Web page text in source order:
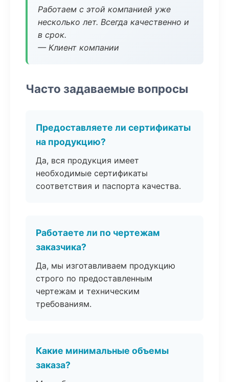
Работаем с этой компанией уже
несколько лет. Всегда качественно и
в срок.
— Клиент компании
Часто задаваемые вопросы
Предоставляете ли сертификаты
на продукцию?
Да, вся продукция имеет
необходимые сертификаты
соответствия и паспорта качества.
Работаете ли по чертежам
заказчика?
Да, мы изготавливаем продукцию
строго по предоставленным
чертежам и техническим
требованиям.
Какие минимальные объемы
заказа?